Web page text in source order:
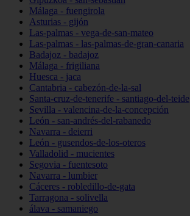
Málaga - fuengirola
Asturias - gijón
Las-palmas - vega-de-san-mateo
Las-palmas - las-palmas-de-gran-canaria
Badajoz - badajoz
Málaga - frigiliana
Huesca - jaca
Cantabria - cabezón-de-la-sal
Santa-cruz-de-tenerife - santiago-del-teide
Sevilla - valencina-de-la-concepción
León - san-andrés-del-rabanedo
Navarra - deierri
León - gusendos-de-los-oteros
Valladolid - mucientes
Segovia - fuentesoto
Navarra - lumbier
Cáceres - robledillo-de-gata
Tarragona - solivella
álava - samaniego